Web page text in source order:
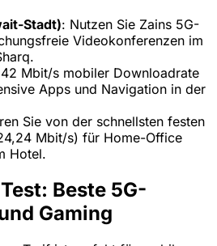
Stadt): Nutzen Sie Zains 5G-
Videokonferenzen im
Mbit/s mobiler Downloadrate
Apps und Navigation in der
Sie von der schnellsten festen
Mbit/s) für Home-Office
Hotel.
Beste 5G-
Gaming